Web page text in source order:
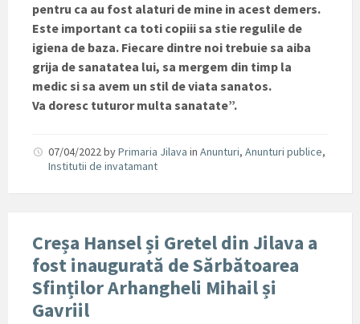
pentru ca au fost alaturi de mine in acest demers.
Este important ca toti copiii sa stie regulile de
igiena de baza. Fiecare dintre noi trebuie sa aiba
grija de sanatatea lui, sa mergem din timp la
medic si sa avem un stil de viata sanatos.
Va doresc tuturor multa sanatate”.
07/04/2022byPrimaria Jilava in Anunturi, Anunturi publice,
Institutii de invatamant
Creșa Hansel și Gretel din Jilava a
fost inaugurată de Sărbătoarea
Sfinților Arhangheli Mihail și
Gavriil